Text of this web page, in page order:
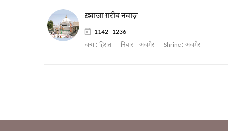
ख़्वाजा ग़रीब नवाज़
1142 - 1236
जन्म : हिरात निवास : अजमेर Shrine : अजमेर